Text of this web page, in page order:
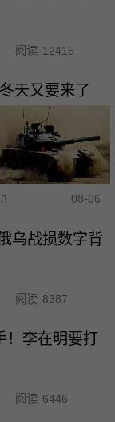
阅读 12415
天又要来了
08-06
乌战损数字背
阅读 8387
！李在明要打
阅读 6446